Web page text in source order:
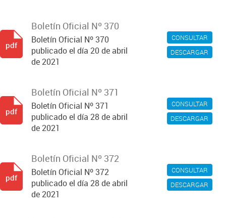
CONSULTAR
DESCARGAR
Boletín Oficial Nº 370
Boletín Oficial Nº 370
publicado el día 20 de abril
de 2021
pdf
CONSULTAR
DESCARGAR
Boletín Oficial Nº 371
Boletín Oficial Nº 371
publicado el día 28 de abril
de 2021
pdf
CONSULTAR
DESCARGAR
Boletín Oficial Nº 372
Boletín Oficial Nº 372
publicado el día 28 de abril
de 2021
pdf